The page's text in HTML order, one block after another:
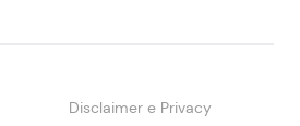
Disclaimer e Privacy